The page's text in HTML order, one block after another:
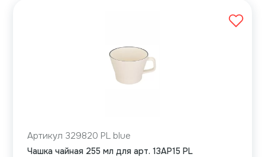
Артикул 329820 PL blue
Чашка чайная 255 мл для арт. 13AP15 PL